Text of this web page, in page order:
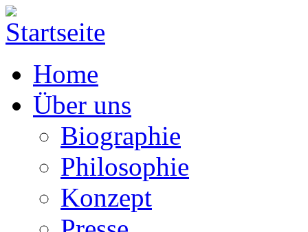
Home
Über uns
Biographie
Philosophie
Konzept